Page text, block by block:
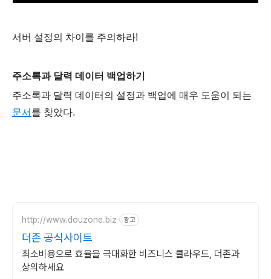
서버 설정의 차이를 주의하라!
주소록과 달력 데이터 백업하기
주소록과 달력 데이터의 설정과 백업에 매우 도움이 되는
문서 를 찾았다.
http://www.douzone.biz 광고
더존 공식사이트
최소비용으로 효율을 극대화한 비즈니스 클라우드, 더존과
상의하세요